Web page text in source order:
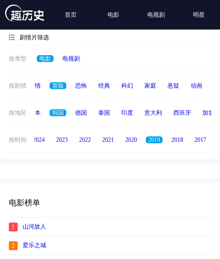
首页 电影 电视剧 明星
剧情片筛选
按类型 电影 电视剧
按剧情
喜剧 爱情 冒险 恐怖 经典 科幻 家庭 悬疑 动画
按地区
英国 日本 韩国 德国 泰国 印度 意大利 西班牙 加拿大
按时间
2025 2024 2023 2022 2021 2020 2019 2018 2017
电影榜单
1 山河故人
2 爱乐之城